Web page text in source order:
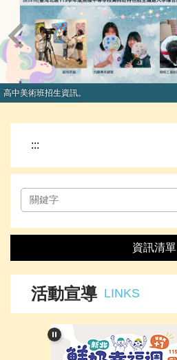
高中美術班招生資訊。
:::
資訊清單
資訊清單 LIST
最新消息
活動宣導 LINKS